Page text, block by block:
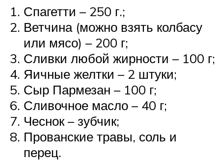
Спагетти – 250 г.;
Ветчина (можно взять колбасу
или мясо) – 200 г;
Сливки любой жирности – 100 г;
Яичные желтки – 2 штуки;
Сыр Пармезан – 100 г;
Сливочное масло – 40 г;
Чеснок – зубчик;
Прованские травы, соль и
перец.